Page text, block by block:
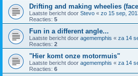
Drifting and making wheelies
Laatste bericht door Stevo « zo 15 sep,
Reacties: 5
Fun in a different angle...
Laatste bericht door agememphis « za 14
Reacties: 2
"Hier komt onze motormuis"
Laatste bericht door agememphis « za 14
Reacties: 6